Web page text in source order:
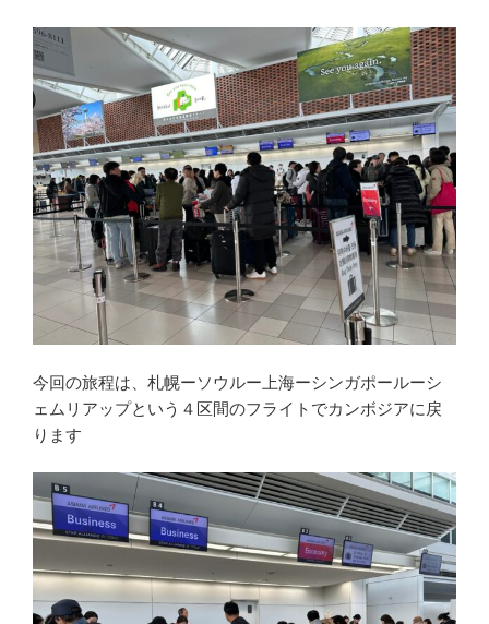
今回の旅程は、札幌ーソウルー上海ーシンガポールーシ
ェムリアップという４区間のフライトでカンボジアに戻
ります